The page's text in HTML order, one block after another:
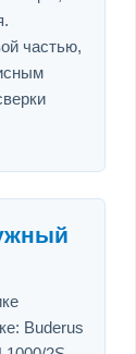
частью,
Buderus